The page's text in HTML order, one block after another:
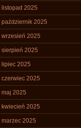
listopad 2025
październik 2025
wrzesień 2025
sierpień 2025
lipiec 2025
czerwiec 2025
maj 2025
kwiecień 2025
marzec 2025